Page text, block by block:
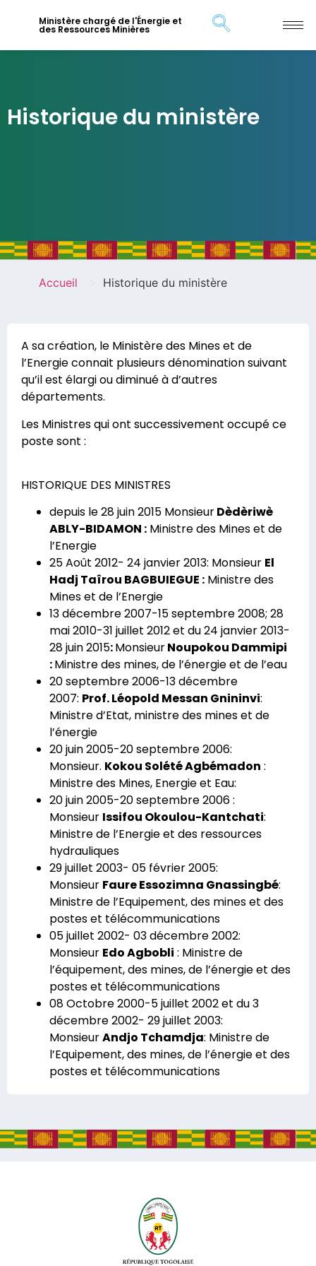
Ministère chargé de l'Énergie et
des Ressources Minières
Historique du ministère
Accueil Historique du ministère
A sa création, le Ministère des Mines et de
l’Energie connait plusieurs dénomination suivant
qu’il est élargi ou diminué à d’autres
départements.
Les Ministres qui ont successivement occupé ce
poste sont :
HISTORIQUE DES MINISTRES
depuis le 28 juin 2015 MonsieurDèdèriwè
ABLY-BIDAMON : Ministre des Mines et de
l’Energie
25 Août 2012- 24 janvier 2013: Monsieur El
Hadj Taîrou BAGBUIEGUE : Ministre des
Mines et de l’Energie
13 décembre 2007-15 septembre 2008; 28
mai 2010-31 juillet 2012 et du 24 janvier 2013-
28 juin 2015:MonsieurNoupokou Dammipi
:Ministre des mines, de l’énergie et de l’eau
20 septembre 2006-13 décembre
2007: Prof. Léopold Messan Gnininvi:
Ministre d’Etat, ministre des mines et de
l’énergie
20 juin 2005-20 septembre 2006:
Monsieur. Kokou Solété Agbémadon :
Ministre des Mines, Energie et Eau:
20 juin 2005-20 septembre 2006 :
Monsieur Issifou Okoulou-Kantchati:
Ministre de l’Energie et des ressources
hydrauliques
29 juillet 2003- 05 février 2005:
Monsieur Faure Essozimna Gnassingbé:
Ministre de l’Equipement, des mines et des
postes et télécommunications
05 juillet 2002- 03 décembre 2002:
Monsieur Edo Agbobli : Ministre de
l’équipement, des mines, de l’énergie et des
postes et télécommunications
08 Octobre 2000-5 juillet 2002 et du 3
décembre 2002- 29 juillet 2003:
MonsieurAndjo Tchamdja: Ministre de
l’Equipement, des mines, de l’énergie et des
postes et télécommunications